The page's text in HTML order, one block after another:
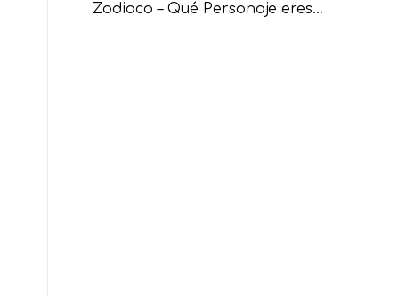
Zodiaco – Qué Personaje eres…